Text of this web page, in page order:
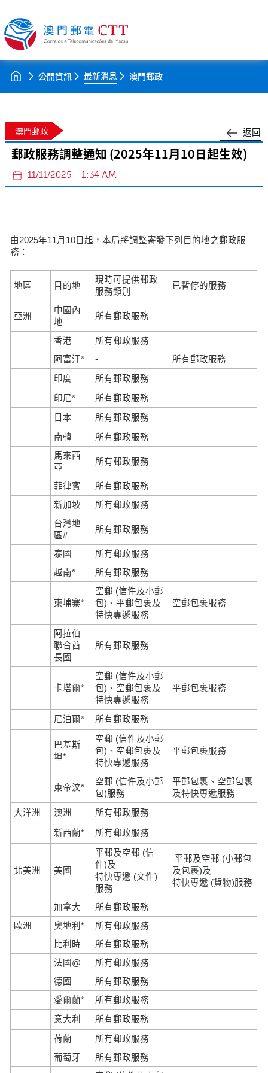
公開資訊 最新消息 澳門郵政
返回
澳門郵政
郵政服務調整通知 (2025年11月10日起生效)
11/11/2025 1:34 AM
由2025年11月10日起，本局將調整寄發下列目的地之郵政服
務：
地區 目的地
現時可提供郵政
服務類別
已暫停的服務
亞洲
中國內
地
所有郵政服務
香港
所有郵政服務
阿富汗*
-
所有郵政服務
印度
所有郵政服務
印尼*
所有郵政服務
日本
所有郵政服務
南韓
所有郵政服務
馬來西
亞
所有郵政服務
菲律賓
所有郵政服務
新加坡
所有郵政服務
台灣地
區#
所有郵政服務
泰國
所有郵政服務
越南*
所有郵政服務
柬埔寨*
空郵 (信件及小郵
包)、平郵包裹及
特快專遞服務
空郵包裹服務
阿拉伯
聯合酋
長國
所有郵政服務
卡塔爾*
空郵 (信件及小郵
包)、空郵包裹及
特快專遞服務
平郵包裹服務
尼泊爾* 所有郵政服務
巴基斯
坦*
空郵 (信件及小郵
包)、空郵包裹及
特快專遞服務
平郵包裹服務
東帝汶*
空郵 (信件及小郵
包)服務
平郵包裹、空郵包裹
及特快專遞服務
大洋洲
澳洲 所有郵政服務
新西蘭* 所有郵政服務
北美洲 美國
平郵及空郵 (信
件)及
特快專遞 (文件)
服務
平郵及空郵 (小郵包
及包裹)及
特快專遞 (貨物)服務
加拿大
所有郵政服務
歐洲
奧地利*
所有郵政服務
比利時
所有郵政服務
法國@
所有郵政服務
德國
所有郵政服務
愛爾蘭*
所有郵政服務
意大利
所有郵政服務
荷蘭
所有郵政服務
葡萄牙
所有郵政服務